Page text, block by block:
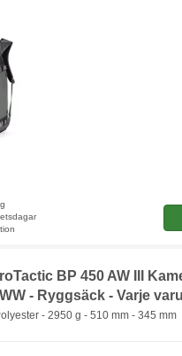
BP 450 AW III
- Ryggsäck - Varje
- 2950 g - 510 mm - 345 mm